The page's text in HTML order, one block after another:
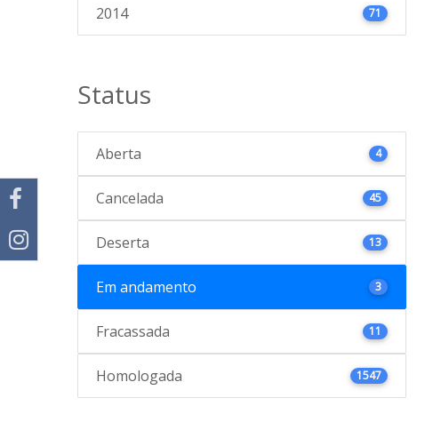
2014 71
Status
Aberta 4
Cancelada 45
Deserta 13
Em andamento 3
Fracassada 11
Homologada 1547